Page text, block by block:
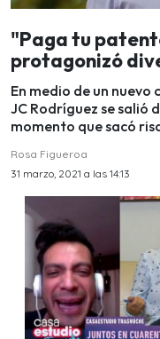
"Paga tu
protagonizó
En medio de un
JC Rodríguez se salió
momento que sacó
Rosa Figueroa
31 marzo, 2021 a las 14:13